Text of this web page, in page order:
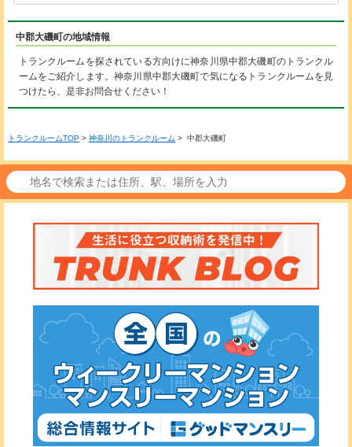
中郡大磯町の地域情報
トランクルームを探されている方向けに神奈川県中郡大磯町のトランクル
ームをご紹介します。神奈川県中郡大磯町で気になるトランクルームを見
つけたら、是非お問合せください！
トランクルームTOP > 神奈川のトランクルーム > 中郡大磯町